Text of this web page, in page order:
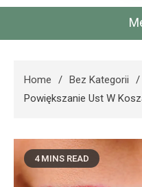
Home
Bez Kategorii
Powiększanie Ust W
4 MINS READ